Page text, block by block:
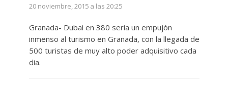
20 noviembre, 2015 a las 20:25
Granada- Dubai en 380 seria un empujón
inmenso al turismo en Granada, con la llegada de
500 turistas de muy alto poder adquisitivo cada
dia.